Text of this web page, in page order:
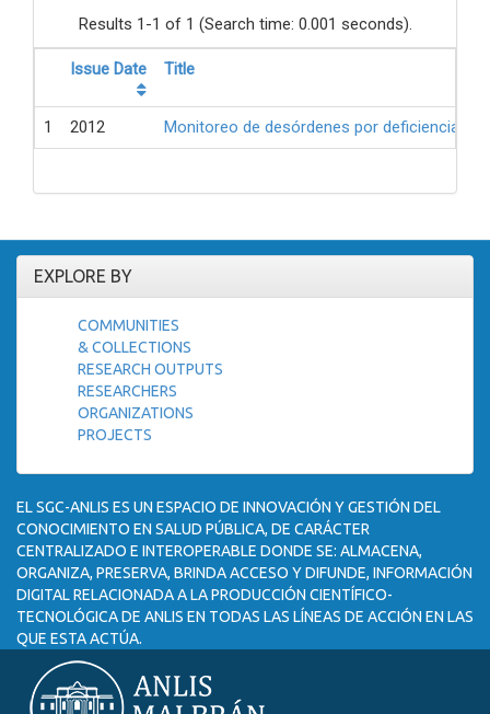
Results 1-1 of 1 (Search time: 0.001 seconds).
Issue Date Title
1 2012 Monitoreo de desórdenes por deficiencia
EXPLORE BY
COMMUNITIES
& COLLECTIONS
RESEARCH OUTPUTS
RESEARCHERS
ORGANIZATIONS
PROJECTS
EL SGC-ANLIS ES UN ESPACIO DE INNOVACIÓN Y GESTIÓN DEL
CONOCIMIENTO EN SALUD PÚBLICA, DE CARÁCTER
CENTRALIZADO E INTEROPERABLE DONDE SE: ALMACENA,
ORGANIZA, PRESERVA, BRINDA ACCESO Y DIFUNDE, INFORMACIÓN
DIGITAL RELACIONADA A LA PRODUCCIÓN CIENTÍFICO-
TECNOLÓGICA DE ANLIS EN TODAS LAS LÍNEAS DE ACCIÓN EN LAS
QUE ESTA ACTÚA.